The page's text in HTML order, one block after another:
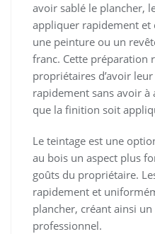
avoir sablé le plancher,
appliquer rapidement et
une peinture ou un
franc. Cette préparation
propriétaires d’avoir
rapidement sans avoir
que la finition soit
Le teintage est une
au bois un aspect plus
goûts du propriétaire.
rapidement et
plancher, créant ainsi
professionnel.